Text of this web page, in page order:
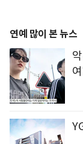
연예 많이 본 뉴스